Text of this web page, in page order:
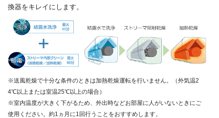
換器をキレイにします。
※送風乾燥で十分な条件のときは加熱乾燥運転を行いません。（外気温2
4℃以上または室温25℃以上の場合）
※室内温度が大きく下がるため、外出時などお部屋に人がいないときにご
使用ください。約1ヵ月に1回行うことをおすすめします。